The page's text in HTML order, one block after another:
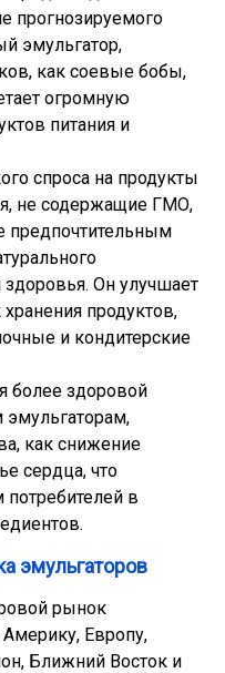
прогнозируемого
эмульгатор,
как соевые бобы,
огромную
питания и
спроса на продукты
не содержащие ГМО,
предпочтительным
Он улучшает
хранения продуктов,
и кондитерские
более здоровой
эмульгаторам,
как снижение
сердца, что
потребителей в
эмульгаторов
рынок
Европу,
Ближний Восток и